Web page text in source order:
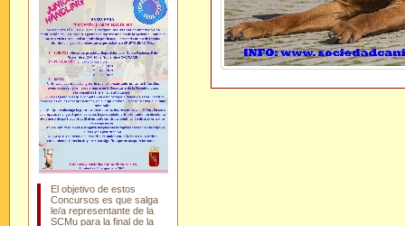
El objetivo de estos
Concursos es que salga
le/a representante de la
SCMu para la final de la